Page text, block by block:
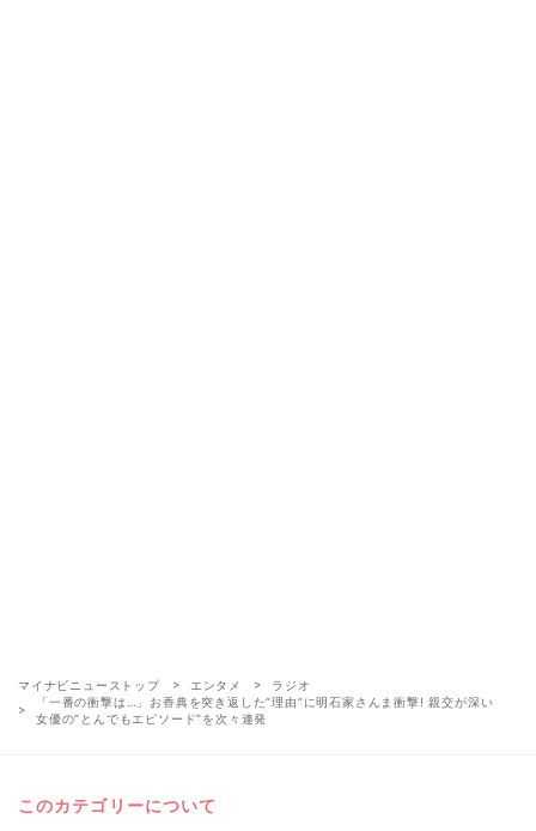
マイナビニューストップ エンタメ
ラジオ
「一番の衝撃は…」お香典を突き返した“理由”に明石家さんま衝撃! 親交が深い
女優の“とんでもエピソード”を次々連発
このカテゴリーについて